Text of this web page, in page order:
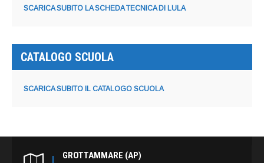
SCARICA SUBITO LA SCHEDA TECNICA DI LULA
CATALOGO SCUOLA
SCARICA SUBITO IL CATALOGO SCUOLA
GROTTAMMARE (AP)